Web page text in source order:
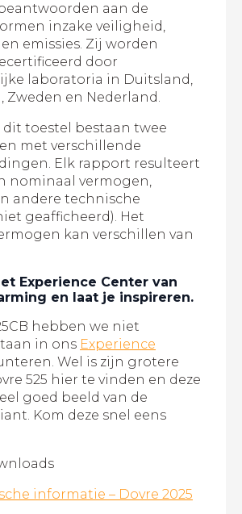
aan de
inzake veiligheid,
emissies. Zij worden
door
laboratoria in Duitsland,
Zweden en Nederland.
dit toestel bestaan twee
met verschillende
Elk rapport resulteert
nominaal vermogen,
andere technische
geafficheerd). Het
kan verschillen van
Experience Center van
en laat je inspireren.
hebben we niet
in ons Experience
Wel is zijn grotere
525 hier te vinden en deze
goed beeld van de
Kom deze snel eens
informatie – Dovre 2025